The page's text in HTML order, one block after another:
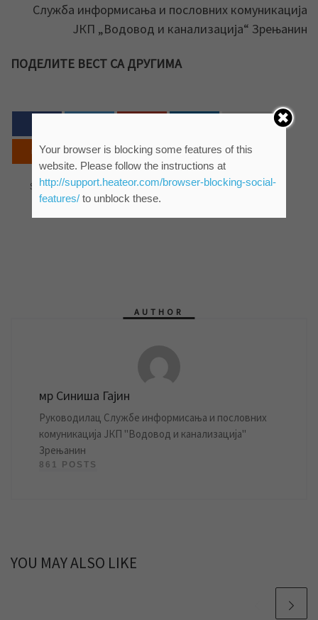
Служба информисања и пословних комуникација
ЈКП „Водовод и канализација“ Зрењанин
ПОДЕЛИТЕ ВЕСТ СА ДРУГИМА
0
Shares
AUTHOR
мр Синиша Гајин
Руководилац Службе информисања и пословних
комуникација ЈКП "Водовод и канализација"
Зрењанин
861 POSTS
YOU MAY ALSO LIKE
Your browser is blocking some features of this
website. Please follow the instructions at
http://support.heateor.com/browser-blocking-social-
features/to unblock these.